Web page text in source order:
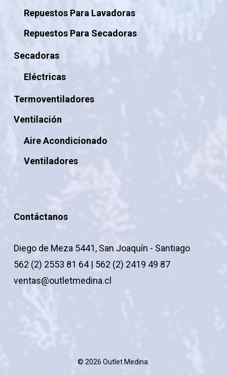
Repuestos Para Lavadoras
Repuestos Para Secadoras
Secadoras
Eléctricas
Termoventiladores
Ventilación
Aire Acondicionado
Ventiladores
Contáctanos
Diego de Meza 5441, San Joaquín - Santiago
562 (2) 2553 81 64 | 562 (2) 2419 49 87
ventas@outletmedina.cl
© 2026 Outlet Medina.